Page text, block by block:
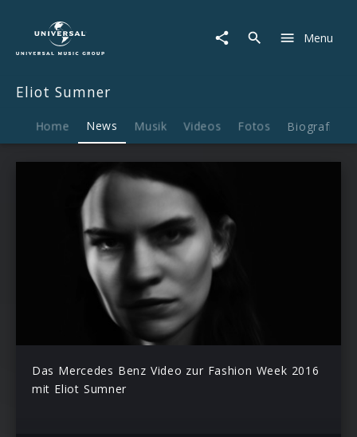
News
Menu
Eliot Sumner
Home News Musik Videos Fotos Biografie
Das Mercedes Benz Video zur Fashion Week 2016
mit Eliot Sumner